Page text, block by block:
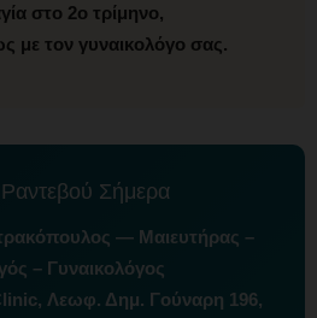
στο 2ο τρίμηνο,
με τον γυναικολόγο σας.
Ραντεβού Σήμερα
— Μαιευτήρας –
– Γυναικολόγος
Λεωφ. Δημ. Γούναρη 196,